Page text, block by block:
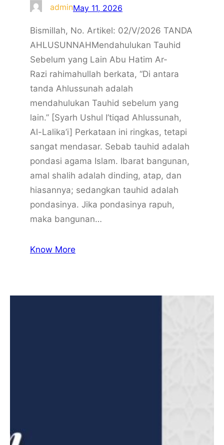
adminMay 11, 2026
Bismillah, No. Artikel: 02/V/2026 TANDA
AHLUSUNNAHMendahulukan Tauhid
Sebelum yang Lain Abu Hatim Ar-
Razi rahimahullah berkata, “Di antara
tanda Ahlussunah adalah
mendahulukan Tauhid sebelum yang
lain.” [Syarh Ushul I’tiqad Ahlussunah,
Al-Lalika’i] Perkataan ini ringkas, tetapi
sangat mendasar. Sebab tauhid adalah
pondasi agama Islam. Ibarat bangunan,
amal shalih adalah dinding, atap, dan
hiasannya; sedangkan tauhid adalah
pondasinya. Jika pondasinya rapuh,
maka bangunan…
Know More